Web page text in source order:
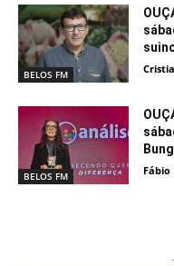
BELOS FM
BELOS FM Fábio